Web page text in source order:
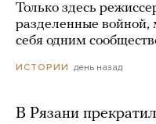
Только здесь
разделенные войной,
себя одним
ИСТОРИИ день назад
В Рязани